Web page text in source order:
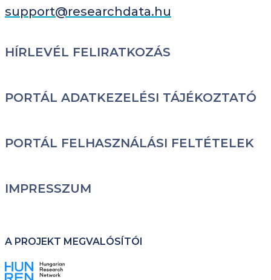
support@researchdata.hu
LÁBLÉC
HÍRLEVÉL FELIRATKOZÁS
PORTÁL ADATKEZELÉSI TÁJÉKOZTATÓ
PORTÁL FELHASZNÁLÁSI FELTÉTELEK
IMPRESSZUM
A PROJEKT MEGVALÓSÍTÓI
Kép